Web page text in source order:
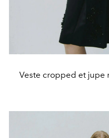
Veste cropped et jupe